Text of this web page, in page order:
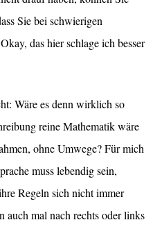
Sie bei schwierigen
das hier schlage ich besser
Wäre es denn wirklich so
reine Mathematik wäre
ohne Umwege? Für mich
muss lebendig sein,
Regeln sich nicht immer
auch mal nach rechts oder links